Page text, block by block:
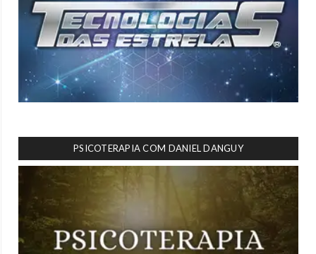
PSICOTERAPIA COM DANIEL DANGUY